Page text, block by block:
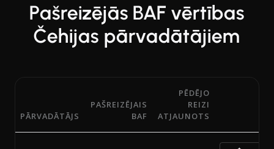
Pašreizējās BAF vērtības
Čehijas pārvadātājiem
Pašreizējie Bunker Adjustment Factor (BAF) procenti
PĀRVADĀTĀJS
PAŠREIZĒJAIS
BAF
PĒDĒJO
REIZI
ATJAUNOTS